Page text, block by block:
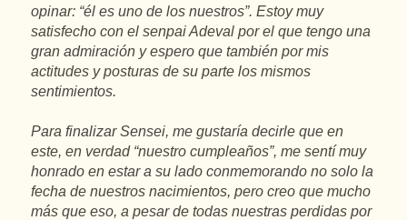
opinar: “él es uno de los nuestros”. Estoy muy
satisfecho con el senpai Adeval por el que tengo una
gran admiración y espero que también por mis
actitudes y posturas de su parte los mismos
sentimientos.
Para finalizar Sensei, me gustaría decirle que en
este, en verdad “nuestro cumpleaños”, me sentí muy
honrado en estar a su lado conmemorando no solo la
fecha de nuestros nacimientos, pero creo que mucho
más que eso, a pesar de todas nuestras perdidas por